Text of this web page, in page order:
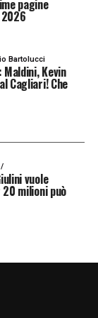
gara.
aiuta,
per il
tecnico
una scelta
la
su
le parole
da giocarsi,
pagine
Bartolucci
Kevin
Cagliari! Che
vuole
milioni può